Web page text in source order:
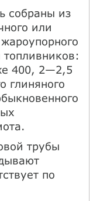
собраны из
или
400, 2—2,5
глиняного
трубы
по